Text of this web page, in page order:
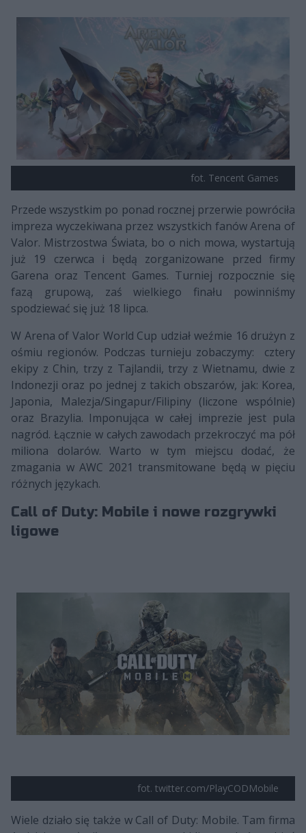
fot. Tencent Games
Przede wszystkim po ponad rocznej przerwie powróciła
impreza wyczekiwana przez wszystkich fanów Arena of
Valor. Mistrzostwa Świata, bo o nich mowa, wystartują
już 19 czerwca i będą zorganizowane przed firmy
Garena oraz Tencent Games. Turniej rozpocznie się
fazą grupową, zaś wielkiego finału powinniśmy
spodziewać się już 18 lipca.
W Arena of Valor World Cup udział weźmie 16 drużyn z
ośmiu regionów. Podczas turnieju zobaczymy: cztery
ekipy z Chin, trzy z Tajlandii, trzy z Wietnamu, dwie z
Indonezji oraz po jednej z takich obszarów, jak: Korea,
Japonia, Malezja/Singapur/Filipiny (liczone wspólnie)
oraz Brazylia. Imponująca w całej imprezie jest pula
nagród. Łącznie w całych zawodach przekroczyć ma pół
miliona dolarów. Warto w tym miejscu dodać, że
zmagania w AWC 2021 transmitowane będą w pięciu
różnych językach.
Call of Duty: Mobile i nowe rozgrywki
ligowe
fot. twitter.com/PlayCODMobile
Wiele działo się także w Call of Duty: Mobile. Tam firma